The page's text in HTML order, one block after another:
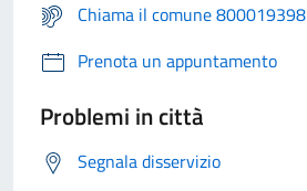
Chiama il comune 800019398
Prenota un appuntamento
Problemi in città
Segnala disservizio